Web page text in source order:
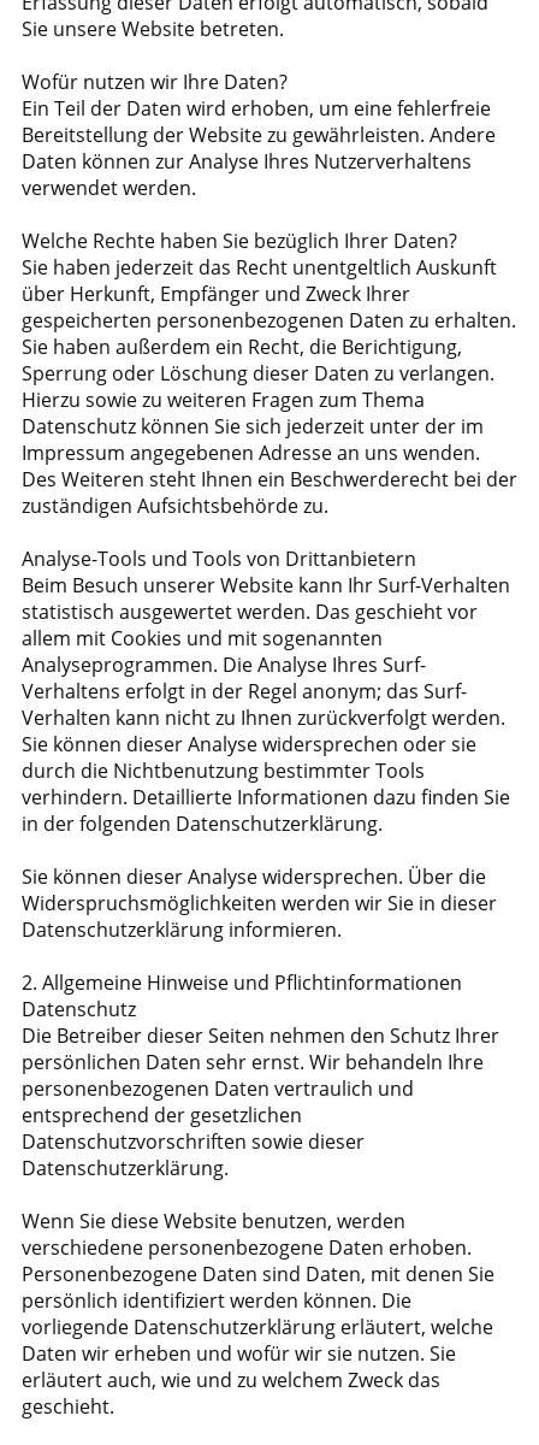
Sie unsere Website betreten.
Wofür nutzen wir Ihre Daten?
Ein Teil der Daten wird erhoben, um eine fehlerfreie
Bereitstellung der Website zu gewährleisten. Andere
Daten können zur Analyse Ihres Nutzerverhaltens
verwendet werden.
Welche Rechte haben Sie bezüglich Ihrer Daten?
Sie haben jederzeit das Recht unentgeltlich Auskunft
über Herkunft, Empfänger und Zweck Ihrer
gespeicherten personenbezogenen Daten zu erhalten.
Sie haben außerdem ein Recht, die Berichtigung,
Sperrung oder Löschung dieser Daten zu verlangen.
Hierzu sowie zu weiteren Fragen zum Thema
Datenschutz können Sie sich jederzeit unter der im
Impressum angegebenen Adresse an uns wenden.
Des Weiteren steht Ihnen ein Beschwerderecht bei der
zuständigen Aufsichtsbehörde zu.
Analyse-Tools und Tools von Drittanbietern
Beim Besuch unserer Website kann Ihr Surf-Verhalten
statistisch ausgewertet werden. Das geschieht vor
allem mit Cookies und mit sogenannten
Analyseprogrammen. Die Analyse Ihres Surf-
Verhaltens erfolgt in der Regel anonym; das Surf-
Verhalten kann nicht zu Ihnen zurückverfolgt werden.
Sie können dieser Analyse widersprechen oder sie
durch die Nichtbenutzung bestimmter Tools
verhindern. Detaillierte Informationen dazu finden Sie
in der folgenden Datenschutzerklärung.
Sie können dieser Analyse widersprechen. Über die
Widerspruchsmöglichkeiten werden wir Sie in dieser
Datenschutzerklärung informieren.
2. Allgemeine Hinweise und Pflichtinformationen
Datenschutz
Die Betreiber dieser Seiten nehmen den Schutz Ihrer
persönlichen Daten sehr ernst. Wir behandeln Ihre
personenbezogenen Daten vertraulich und
entsprechend der gesetzlichen
Datenschutzvorschriften sowie dieser
Datenschutzerklärung.
Wenn Sie diese Website benutzen, werden
verschiedene personenbezogene Daten erhoben.
Personenbezogene Daten sind Daten, mit denen Sie
persönlich identifiziert werden können. Die
vorliegende Datenschutzerklärung erläutert, welche
Daten wir erheben und wofür wir sie nutzen. Sie
erläutert auch, wie und zu welchem Zweck das
geschieht.